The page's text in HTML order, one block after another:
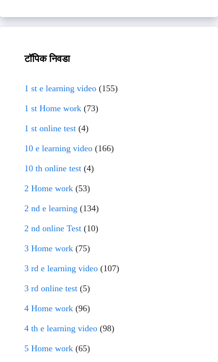
टॉपिक निवडा
1 st e learning video (155)
1 st Home work (73)
1 st online test (4)
10 e learning video (166)
10 th online test (4)
2 Home work (53)
2 nd e learning (134)
2 nd online Test (10)
3 Home work (75)
3 rd e learning video (107)
3 rd online test (5)
4 Home work (96)
4 th e learning video (98)
5 Home work (65)